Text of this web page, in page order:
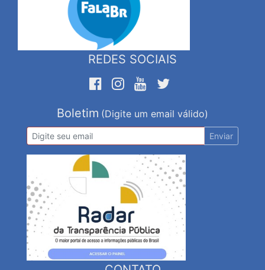
REDES SOCIAIS
Boletim (Digite um email válido)
Enviar